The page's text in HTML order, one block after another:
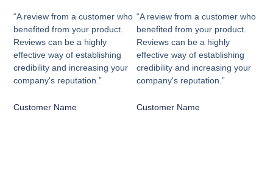
“A review from a customer who
benefited from your product.
Reviews can be a highly
effective way of establishing
credibility and increasing your
company's reputation.”
Customer Name
“A review from a customer who
benefited from your product.
Reviews can be a highly
effective way of establishing
credibility and increasing your
company's reputation.”
Customer Name